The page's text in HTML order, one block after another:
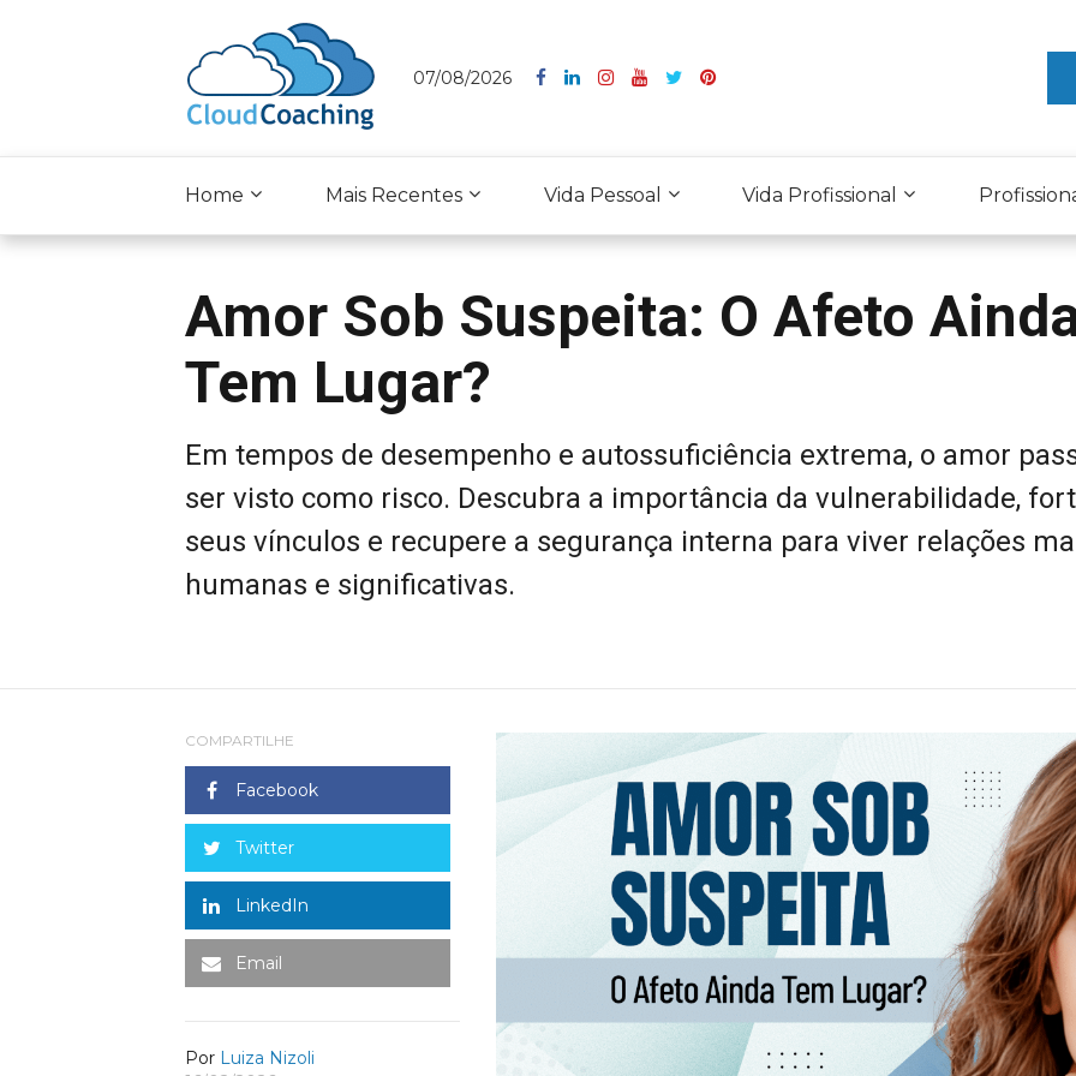
07/08/2026
Home Mais Recentes Vida Pessoal Vida Profissional
Amor Sob Suspeita: O Afeto
Tem Lugar?
Em tempos de desempenho e autossuficiência extrema, o amor
ser visto como risco. Descubra a importância da vulnerabilidade,
seus vínculos e recupere a segurança interna para viver relações
humanas e significativas.
COMPARTILHE
Facebook
Twitter
LinkedIn
Email
Por Luiza Nizoli